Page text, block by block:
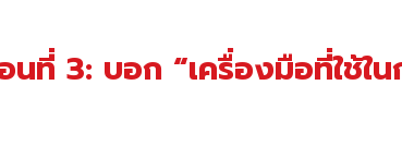
นที่ 3: บอก “เครื่องมือที่ใช้ใ